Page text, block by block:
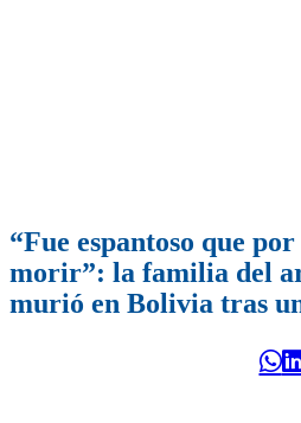
“Fue espantoso que
morir”: la familia del
murió en Bolivia tras